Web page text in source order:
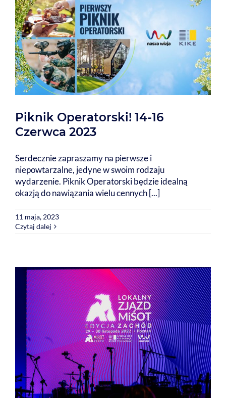
Piknik Operatorski! 14-16
Czerwca 2023
Serdecznie zapraszamy na pierwsze i
niepowtarzalne, jedyne w swoim rodzaju
wydarzenie. Piknik Operatorski będzie idealną
okazją do nawiązania wielu cennych [...]
11 maja, 2023
Czytaj dalej